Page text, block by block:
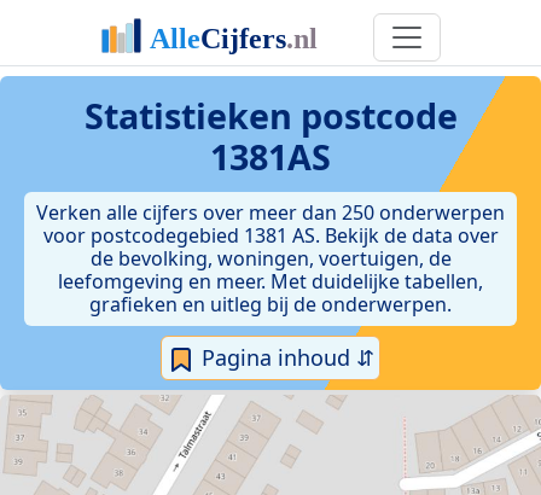
Statistieken postcode
1381AS
Verken alle cijfers over meer dan 250 onderwerpen
voor postcodegebied 1381 AS. Bekijk de data over
de bevolking, woningen, voertuigen, de
leefomgeving en meer. Met duidelijke tabellen,
grafieken en uitleg bij de onderwerpen.
Pagina inhoud ⇵